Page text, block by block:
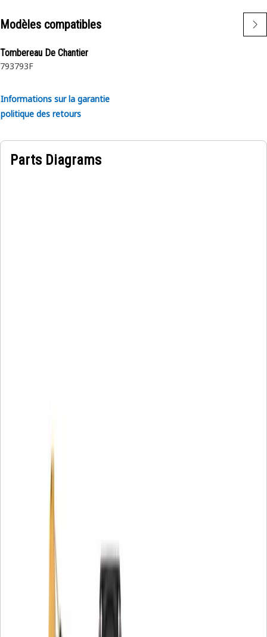
Modèles compatibles
Tombereau De Chantier
793793F
Informations sur la garantie
politique des retours
Parts Diagrams